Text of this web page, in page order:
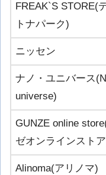
FREAK`S STORE(
トナパーク)
ニッセン
ナノ・ユニバース
universe)
GUNZE online
ゼオンラインスト
Alinoma(アリノマ)